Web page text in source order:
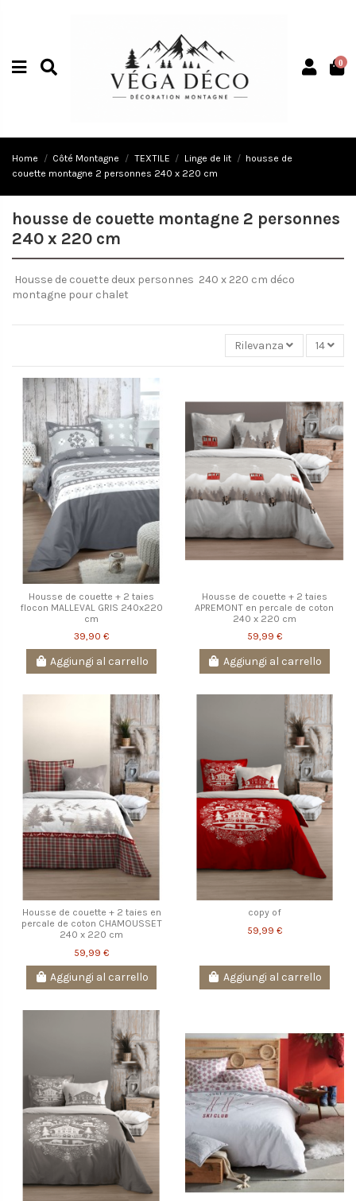
0
Home Côté Montagne TEXTILE Linge de lit
housse de
couette montagne 2 personnes 240 x 220 cm
housse de couette montagne 2 personnes
240 x 220 cm
Housse de couette deux personnes 240 x 220 cm déco
montagne pour chalet
Rilevanza 14
Housse de couette + 2 taies
flocon MALLEVAL GRIS 240x220
cm
39,90 €
Aggiungi al carrello
Housse de couette + 2 taies
APREMONT en percale de coton
240 x 220 cm
59,99 €
Aggiungi al carrello
Housse de couette + 2 taies en
percale de coton CHAMOUSSET
240 x 220 cm
59,99 €
Aggiungi al carrello
copy of
59,99 €
Aggiungi al carrello